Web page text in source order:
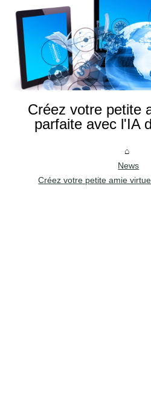
Créez votre petite
parfaite avec l'IA
News
Créez votre petite amie